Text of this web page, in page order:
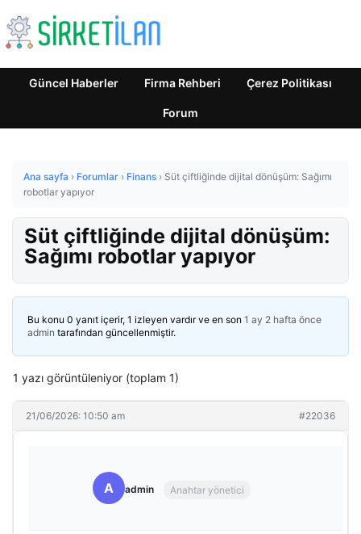
Güncel Haberler Firma Rehberi Çerez Politikası
Forum
Ana sayfa › Forumlar › Finans › Süt çiftliğinde dijital dönüşüm: Sağımı
robotlar yapıyor
Süt çiftliğinde dijital dönüşüm:
Sağımı robotlar yapıyor
Bu konu 0 yanıt içerir, 1 izleyen vardır ve en son 1 ay 2 hafta önce
admin tarafından güncellenmiştir.
1 yazı görüntüleniyor (toplam 1)
21/06/2026: 10:50 am #22036
A admin Anahtar yönetici